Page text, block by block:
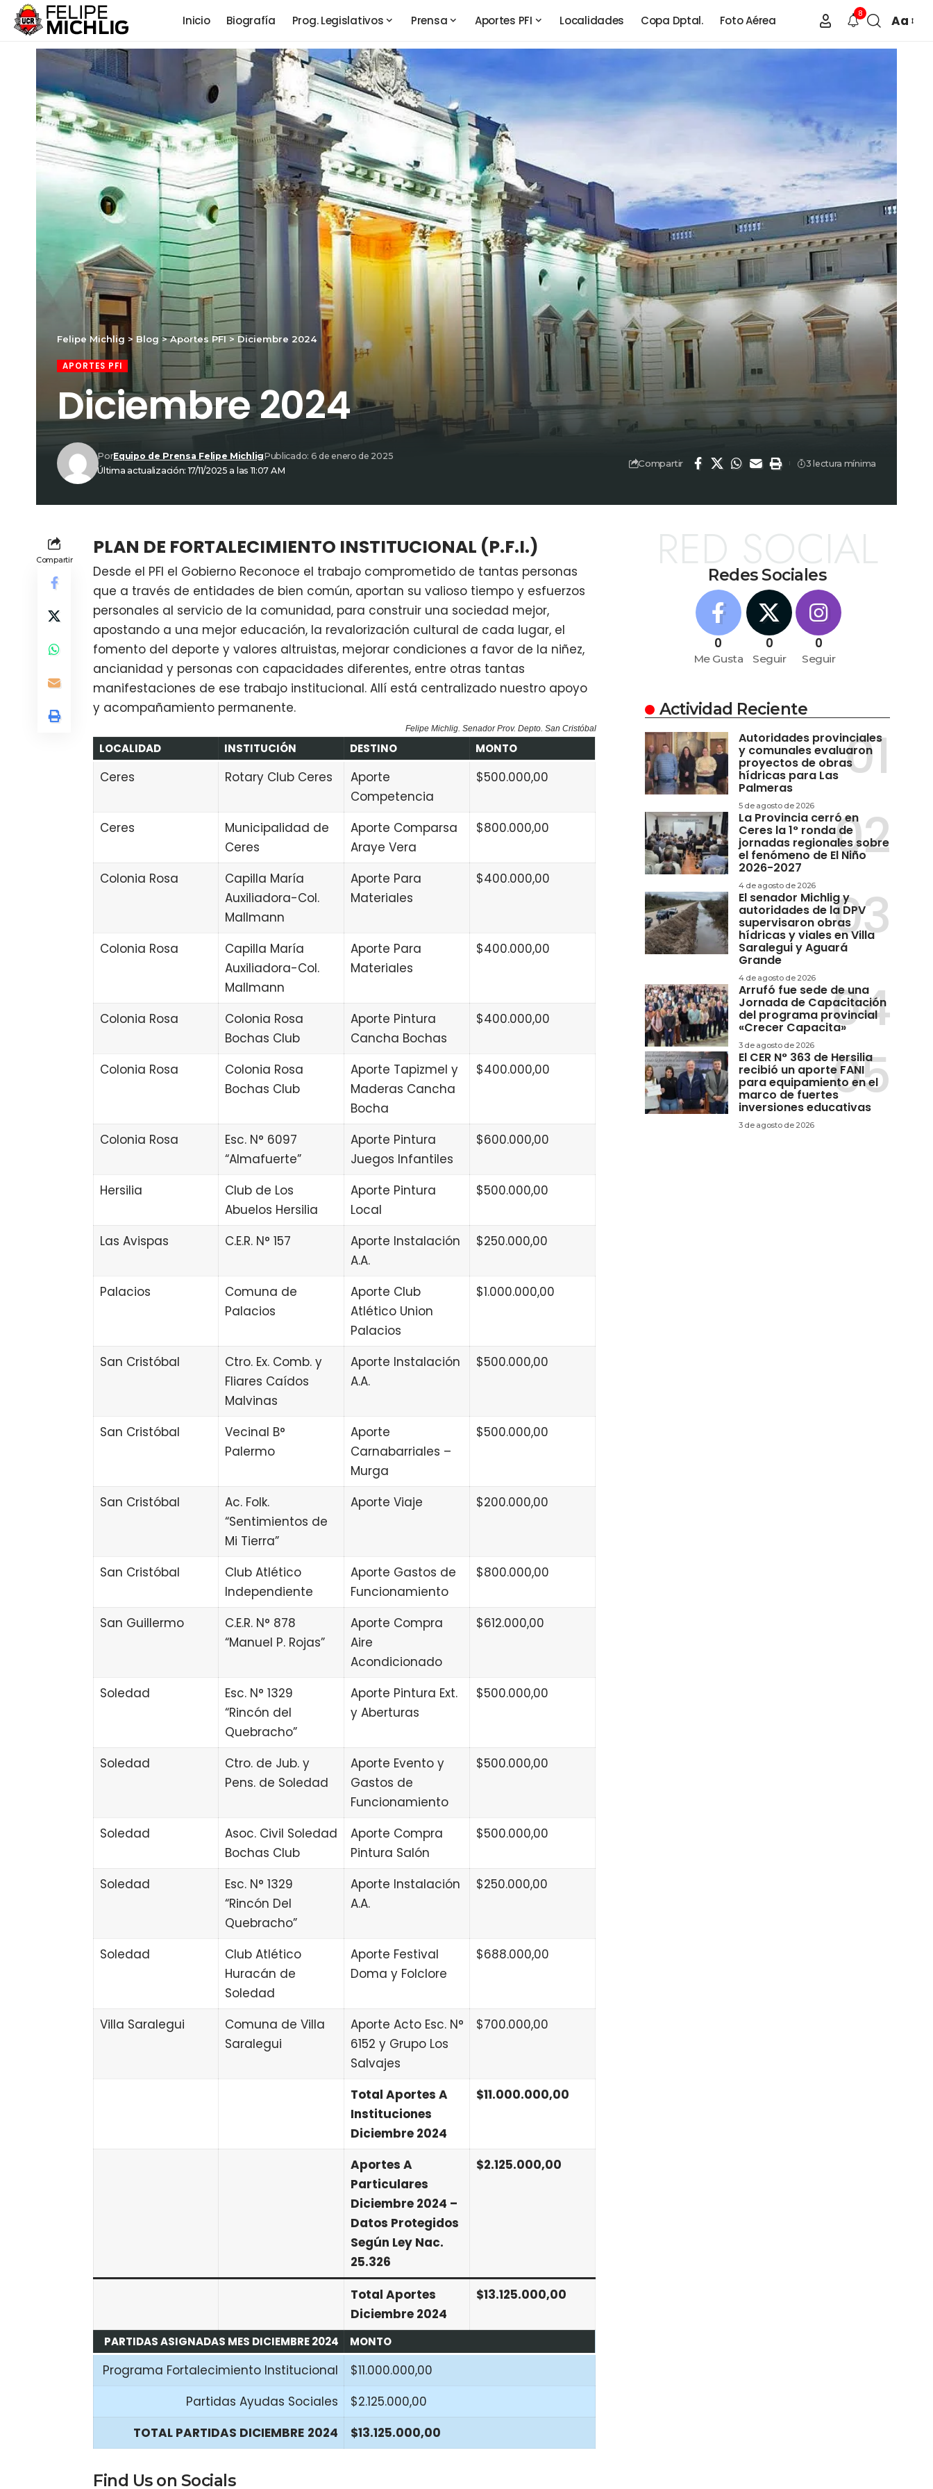
Inicio Biografía Prog. Legislativos Prensa Aportes PFI Localidades Copa Dptal. Foto Aérea
8 Aa
Felipe Michlig >Blog >Aportes PFI> Diciembre 2024
APORTES PFI
Diciembre 2024
Última actualización: 17/11/2025 a las 11:07 AM
PorEquipo de Prensa Felipe MichligPublicado: 6 de enero de 2025
Compartir 3 lectura mínima
Compartir
PLAN DE FORTALECIMIENTO INSTITUCIONAL (P.F.I.)
Desde el PFI el Gobierno Reconoce el trabajo comprometido de tantas personas
que a través de entidades de bien común, aportan su valioso tiempo y esfuerzos
personales al servicio de la comunidad, para construir una sociedad mejor,
apostando a una mejor educación, la revalorización cultural de cada lugar, el
fomento del deporte y valores altruistas, mejorar condiciones a favor de la niñez,
ancianidad y personas con capacidades diferentes, entre otras tantas
manifestaciones de ese trabajo institucional. Allí está centralizado nuestro apoyo
y acompañamiento permanente.
Felipe Michlig. Senador Prov. Depto. San Cristóbal
LOCALIDAD INSTITUCIÓN DESTINO MONTO
Ceres Rotary Club Ceres
Aporte
Competencia
$500.000,00
Ceres
Municipalidad de
Ceres
Aporte Comparsa
Araye Vera
$800.000,00
Colonia Rosa
Capilla María
Auxiliadora-Col.
Mallmann
Aporte Para
Materiales
$400.000,00
Colonia Rosa
Capilla María
Auxiliadora-Col.
Mallmann
Aporte Para
Materiales
$400.000,00
Colonia Rosa
Colonia Rosa
Bochas Club
Aporte Pintura
Cancha Bochas
$400.000,00
Colonia Rosa
Colonia Rosa
Bochas Club
Aporte Tapizmel y
Maderas Cancha
Bocha
$400.000,00
Colonia Rosa
Esc. N° 6097
“Almafuerte”
Aporte Pintura
Juegos Infantiles
$600.000,00
Hersilia
Club de Los
Abuelos Hersilia
Aporte Pintura
Local
$500.000,00
Las Avispas C.E.R. N° 157
Aporte Instalación
A.A.
$250.000,00
Palacios
Comuna de
Palacios
Aporte Club
Atlético Union
Palacios
$1.000.000,00
San Cristóbal
Ctro. Ex. Comb. y
Fliares Caídos
Malvinas
Aporte Instalación
A.A.
$500.000,00
San Cristóbal
Vecinal B°
Palermo
Aporte
Carnabarriales –
Murga
$500.000,00
San Cristóbal
Ac. Folk.
“Sentimientos de
Mi Tierra”
Aporte Viaje $200.000,00
San Cristóbal
Club Atlético
Independiente
Aporte Gastos de
Funcionamiento
$800.000,00
San Guillermo
C.E.R. N° 878
“Manuel P. Rojas”
Aporte Compra
Aire
Acondicionado
$612.000,00
Soledad
Esc. N° 1329
“Rincón del
Quebracho”
Aporte Pintura Ext.
y Aberturas
$500.000,00
Soledad
Ctro. de Jub. y
Pens. de Soledad
Aporte Evento y
Gastos de
Funcionamiento
$500.000,00
Soledad
Asoc. Civil Soledad
Bochas Club
Aporte Compra
Pintura Salón
$500.000,00
Soledad
Esc. N° 1329
“Rincón Del
Quebracho”
Aporte Instalación
A.A.
$250.000,00
Soledad
Club Atlético
Huracán de
Soledad
Aporte Festival
Doma y Folclore
$688.000,00
Villa Saralegui
Comuna de Villa
Saralegui
Aporte Acto Esc. N°
6152 y Grupo Los
Salvajes
$700.000,00
Total Aportes A
Instituciones
Diciembre 2024
$11.000.000,00
Aportes A
Particulares
Diciembre 2024 –
Datos Protegidos
Según Ley Nac.
25.326
$2.125.000,00
Total Aportes
Diciembre 2024
$13.125.000,00
PARTIDAS ASIGNADAS MES DICIEMBRE 2024 MONTO
Programa Fortalecimiento Institucional
$11.000.000,00
Partidas Ayudas Sociales
$2.125.000,00
TOTAL PARTIDAS DICIEMBRE 2024 $13.125.000,00
Find Us on Socials
Redes Sociales
RED SOCIAL
0
Me Gusta
0
Seguir
0
Seguir
Actividad Reciente
Autoridades provinciales
y comunales evaluaron
proyectos de obras
hídricas para Las
Palmeras
5 de agosto de 2026
La Provincia cerró en
Ceres la 1° ronda de
jornadas regionales sobre
el fenómeno de El Niño
2026-2027
4 de agosto de 2026
El senador Michlig y
autoridades de la DPV
supervisaron obras
hídricas y viales en Villa
Saralegui y Aguará
Grande
4 de agosto de 2026
Arrufó fue sede de una
Jornada de Capacitación
del programa provincial
«Crecer Capacita»
3 de agosto de 2026
El CER N° 363 de Hersilia
recibió un aporte FANI
para equipamiento en el
marco de fuertes
inversiones educativas
3 de agosto de 2026